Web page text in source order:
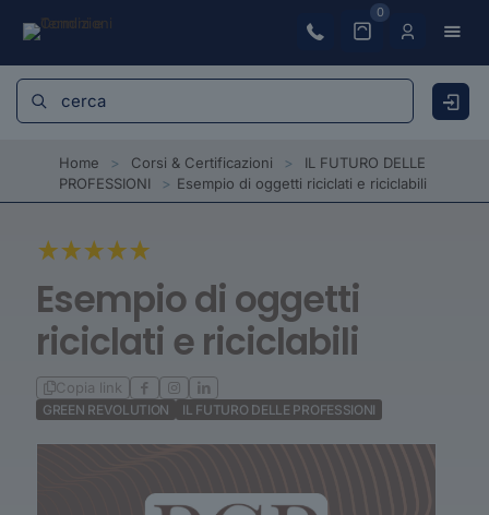
0
Home > Corsi & Certificazioni >
IL FUTURO DELLE
PROFESSIONI
> Esempio di oggetti riciclati e riciclabili
Esempio di oggetti
riciclati e riciclabili
Copia link
GREEN REVOLUTION IL FUTURO DELLE PROFESSIONI